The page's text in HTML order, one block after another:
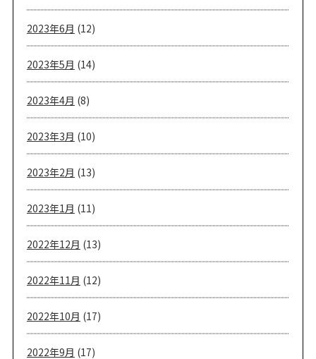
2023年6月 (12)
2023年5月 (14)
2023年4月 (8)
2023年3月 (10)
2023年2月 (13)
2023年1月 (11)
2022年12月 (13)
2022年11月 (12)
2022年10月 (17)
2022年9月 (17)